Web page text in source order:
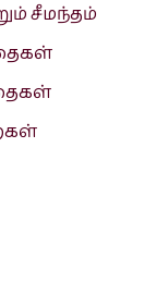
சீமந்தம்